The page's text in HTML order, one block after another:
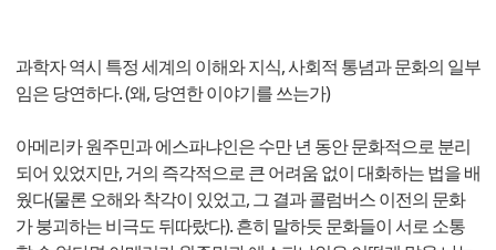
과학자 역시 특정 세계의 이해와 지식, 사회적 통념과 문화의 일부
임은 당연하다. (왜, 당연한 이야기를 쓰는가)
아메리카 원주민과 에스파냐인은 수만 년 동안 문화적으로 분리
되어 있었지만, 거의 즉각적으로 큰 어려움 없이 대화하는 법을 배
웠다(물론 오해와 착각이 있었고, 그 결과 콜럼버스 이전의 문화
가 붕괴하는 비극도 뒤따랐다). 흔히 말하듯 문화들이 서로 소통